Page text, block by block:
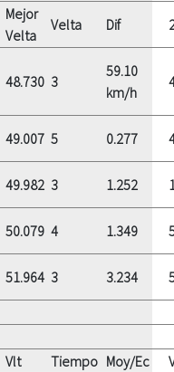
Mejor
Velta
Velta Dif
48.730 3
59.10
km/h
49.007 5 0.277
49.982 3 1.252
50.079 4 1.349
51.964 3 3.234
Vlt Tiempo Moy/Ec